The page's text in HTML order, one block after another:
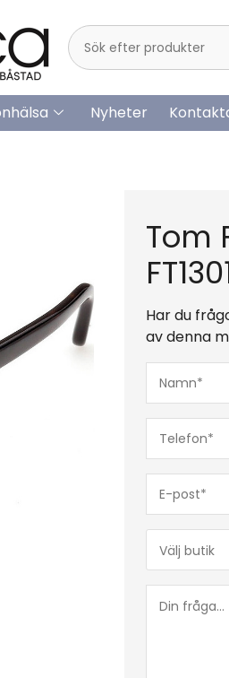
Nyheter
Tom
Har du
av denna
post*
(Obligatoriskt)
fråga...